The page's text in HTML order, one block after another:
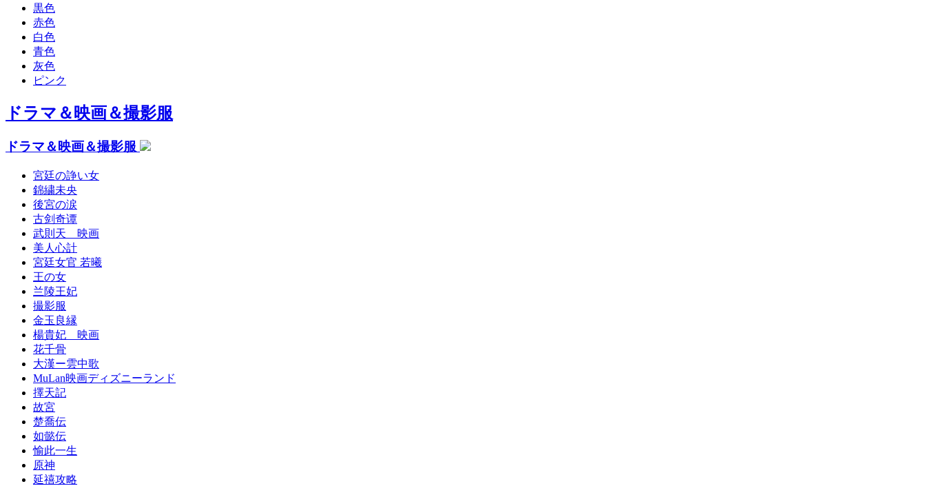
黒色
赤色
白色
青色
灰色
ピンク
ドラマ＆映画＆撮影服
ドラマ＆映画＆撮影服
宮廷の諍い女
錦繍未央
後宮の涙
古剑奇谭
武則天 映画
美人心計
宮廷女官 若曦
王の女
兰陵王妃
撮影服
金玉良縁
楊貴妃 映画
花千骨
大漢ー雲中歌
MuLan映画ディズニーランド
擇天記
故宮
楚喬伝
如懿伝
愉此一生
原神
延禧攻略